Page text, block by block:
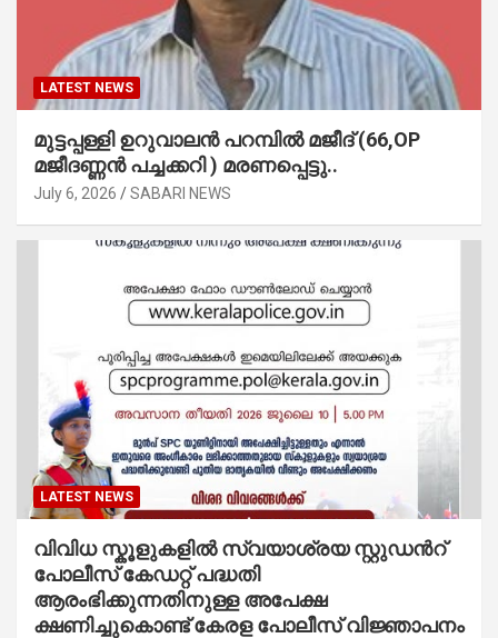
LATEST NEWS
മുട്ടപ്പള്ളി ഉറുവാലൻ പറമ്പിൽ മജീദ് (66,OP
മജീദണ്ണൻ പച്ചക്കറി ) മരണപ്പെട്ടു..
July 6, 2026 SABARI NEWS
LATEST NEWS
വിവിധ സ്കൂളുകളില്‍ സ്വയാശ്രയ സ്റ്റുഡന്‍റ്
പോലീസ് കേഡറ്റ് പദ്ധതി
ആരംഭിക്കുന്നതിനുള്ള അപേക്ഷ
ക്ഷണിച്ചുകൊണ്ട് കേരള പോലീസ് വിജ്ഞാപനം